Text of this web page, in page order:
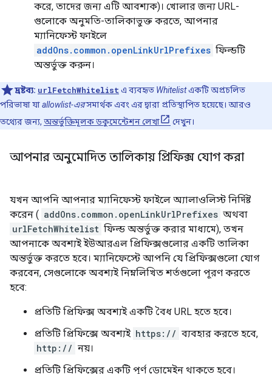
করে, তাদের জন্য এটি আবশ্যক)। খোলার জন্য URL-
গুলোকে অনুমতি-তালিকাভুক্ত করতে, আপনার
ম্যানিফেস্ট ফাইলে
addOns.common.openLinkUrlPrefixes ফিল্ডটি
অন্তর্ভুক্ত করুন।
দ্রষ্টব্য: urlFetchWhitelist এ ব্যবহৃত Whitelistএকটি অপ্রচলিত
পরিভাষা যাallowlist-এরসমার্থক এবং এর দ্বারা প্রতিস্থাপিত হয়েছে। আরও
তথ্যের জন্য, অন্তর্ভুক্তিমূলক ডকুমেন্টেশন লেখা দেখুন।
আপনার অনুমোদিত তালিকায় প্রিফিক্স যোগ করা
যখন আপনি আপনার ম্যানিফেস্ট ফাইলে অ্যালাওলিস্ট নির্দিষ্ট
করেন ( addOns.common.openLinkUrlPrefixes অথবা
urlFetchWhitelist ফিল্ড অন্তর্ভুক্ত করার মাধ্যমে), তখন
আপনাকে অবশ্যই ইউআরএল প্রিফিক্সগুলোর একটি তালিকা
অন্তর্ভুক্ত করতে হবে। ম্যানিফেস্টে আপনি যে প্রিফিক্সগুলো যোগ
করবেন, সেগুলোকে অবশ্যই নিম্নলিখিত শর্তগুলো পূরণ করতে
হবে:
প্রতিটি প্রিফিক্স অবশ্যই একটি বৈধ URL হতে হবে।
প্রতিটি প্রিফিক্সে অবশ্যই https:// ব্যবহার করতে হবে,
http:// নয়।
প্রতিটি প্রিফিক্সের একটি পূর্ণ ডোমেইন থাকতে হবে।